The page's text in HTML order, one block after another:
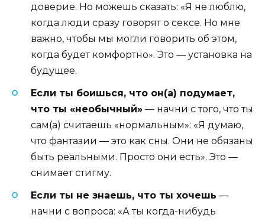
доверие. Но можешь сказать: «Я не люблю,
когда люди сразу говорят о сексе. Но мне
важно, чтобы мы могли говорить об этом,
когда будет комфортно». Это — установка на
будущее.
Если ты боишься, что он(а) подумает,
что ты «необычный» — начни с того, что ты
сам(а) считаешь «нормальным»: «Я думаю,
что фантазии — это как сны. Они не обязаны
быть реальными. Просто они есть». Это —
снимает стигму.
Если ты не знаешь, что ты хочешь —
начни с вопроса: «А ты когда-нибудь